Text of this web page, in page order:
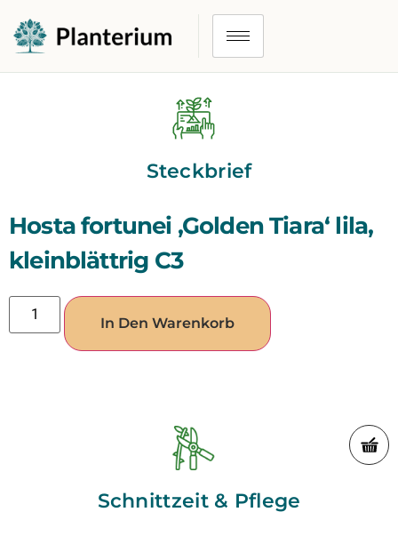
Steckbrief
Hosta fortunei ‚Golden Tiara‘ lila,
kleinblättrig C3
In Den Warenkorb
Schnittzeit & Pflege